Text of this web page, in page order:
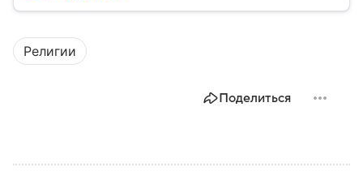
восстановлению инфраструктуры и экономики:
собрали главное по теме.
Религии
Поделиться